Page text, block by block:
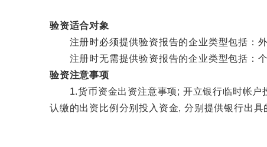
验资适合对象
注册时必须提供验资报告的企业类型包括：外
注册时无需提供验资报告的企业类型包括：个
验资注意事项
1.货币资金出资注意事项; 开立银行临时帐户
认缴的出资比例分别投入资金, 分别提供银行出